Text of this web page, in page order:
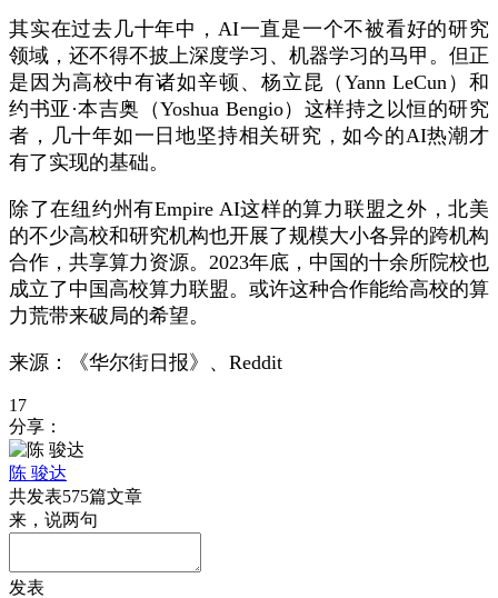
其实在过去几十年中，AI一直是一个不被看好的研究
领域，还不得不披上深度学习、机器学习的马甲。但正
是因为高校中有诸如辛顿、杨立昆（Yann LeCun）和
约书亚·本吉奥（Yoshua Bengio）这样持之以恒的研究
者，几十年如一日地坚持相关研究，如今的AI热潮才
有了实现的基础。
除了在纽约州有Empire AI这样的算力联盟之外，北美
的不少高校和研究机构也开展了规模大小各异的跨机构
合作，共享算力资源。2023年底，中国的十余所院校也
成立了中国高校算力联盟。或许这种合作能给高校的算
力荒带来破局的希望。
来源：《华尔街日报》、Reddit
17
分享：
陈 骏达
共发表575篇文章
来，说两句
发表